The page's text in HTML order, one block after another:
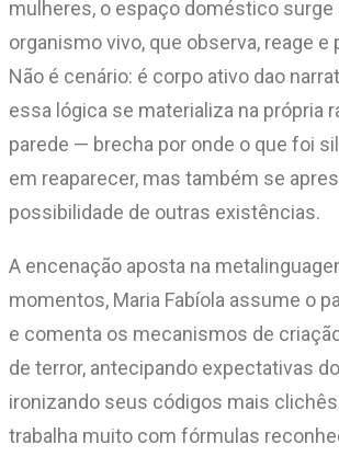
mulheres, o espaço doméstico surge
organismo vivo, que observa, reage e
Não é cenário: é corpo ativo dao
essa lógica se materializa na própria
parede — brecha por onde o que foi
em reaparecer, mas também se
possibilidade de outras existências.
A encenação aposta na
momentos, Maria Fabíola assume o
e comenta os mecanismos de
de terror, antecipando expectativas
ironizando seus códigos mais
trabalha muito com fórmulas